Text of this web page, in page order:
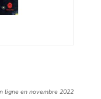
ligne en novembre 2022